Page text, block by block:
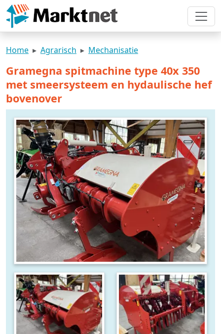
Home Agrarisch Mechanisatie
Gramegna spitmachine type 40x 350
met smeersysteem en hydaulische hef
bovenover